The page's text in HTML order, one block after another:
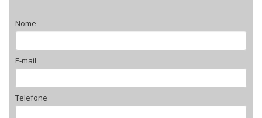
Nome
E-mail
Telefone